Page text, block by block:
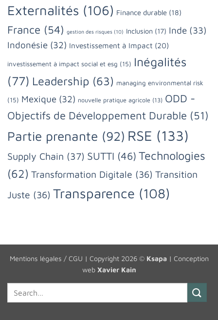
Externalités (106) Finance durable (18)
France (54) gestion des risques (10) Inclusion (17) Inde (33)
Indonésie (32) Investissement à Impact (20)
investissement à impact social et esg (15) Inégalités
(77) Leadership (63) managing environmental risk
(15) Mexique (32) nouvelle pratique agricole (13) ODD -
Objectifs de Développement Durable (51)
Partie prenante (92) RSE (133)
Supply Chain (37) SUTTI (46) Technologies
(62) Transformation Digitale (36) Transition
Juste (36) Transparence (108)
Mentions légales / CGU | Copyright 2026 © Ksapa| Conception
web Xavier Kain